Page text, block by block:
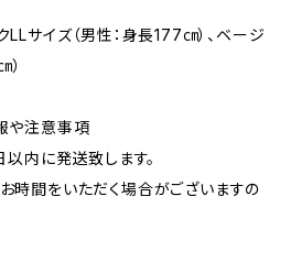
サイズ（男性：身長177㎝）、ベージ
や注意事項
内に発送致します。
時間をいただく場合がございますの